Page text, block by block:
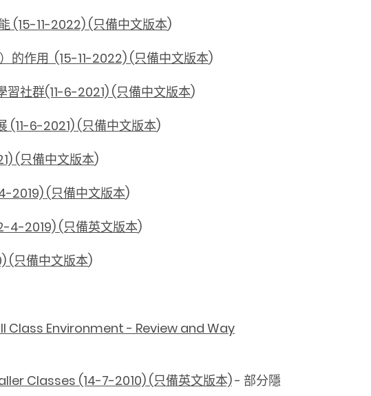
(15-11-2022) (只備中文版本)
的作用 (15-11-2022) (只備中文版本)
社群(11-6-2021) (只備中文版本)
(11-6-2021) (只備中文版本)
(只備中文版本)
2019) (只備中文版本)
4-2019) (只備英文版本)
(只備中文版本)
Environment - Review and Way
Classes (14-7-2010) (只備英文版本)- 部分隱